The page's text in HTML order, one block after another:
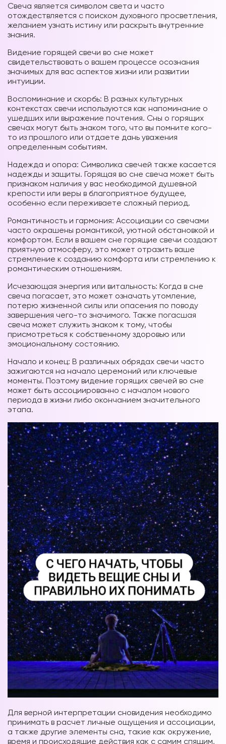
Свеча является символом света и часто
отождествляется с поиском духовного просветления,
желанием узнать истину или раскрыть внутренние
знания.
Видение горящей свечи во сне может
свидетельствовать о вашем процессе осознания
значимых для вас аспектов жизни или развитии
интуиции.
Воспоминание и скорбь: В разных культурных
контекстах свечи используются как напоминание о
ушедших или выражение почтения. Сны о горящих
свечах могут быть знаком того, что вы помните кого-
то из прошлого или отдаете дань уважения
определенным событиям.
Надежда и опора: Символика свечей также касается
надежды и защиты. Горящая во сне свеча может быть
признаком наличия у вас необходимой душевной
крепости или веры в благоприятное будущее,
особенно если переживаете сложный период.
Романтичность и гармония: Ассоциации со свечами
часто окрашены романтикой, уютной обстановкой и
комфортом. Если в вашем сне горящие свечи создают
приятную атмосферу, это может отразить ваше
стремление к созданию комфорта или стремлению к
романтическим отношениям.
Исчезающая энергия или витальность: Когда в сне
свеча погасает, это может означать утомление,
потерю жизненной силы или опасения по поводу
завершения чего-то значимого. Также погасшая
свеча может служить знаком к тому, чтобы
присмотреться к собственному здоровью или
эмоциональному состоянию.
Начало и конец: В различных обрядах свечи часто
зажигаются на начало церемоний или ключевые
моменты. Поэтому видение горящих свечей во сне
может быть ассоциированно с началом нового
периода в жизни либо окончанием значительного
этапа.
Для верной интерпретации сновидения необходимо
принимать в расчет личные ощущения и ассоциации,
а также другие элементы сна, такие как окружение,
время и происходящие действия как с самим спящим,